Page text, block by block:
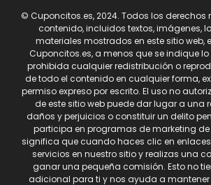
© Cuponcitos.es, 2024. Todos los derechos
contenido, incluidos textos, imágenes,
materiales mostrados en este sitio web,
Cuponcitos.es, a menos que se indique
prohibida cualquier redistribución o
de todo el contenido en cualquier forma,
permiso expreso por escrito. El uso no
de este sitio web puede dar lugar a una
daños y perjuicios o constituir un delito
participa en programas de marketing
significa que cuando haces clic en
servicios en nuestro sitio y realizas una
ganar una pequeña comisión. Esto no
adicional para ti y nos ayuda a mantener